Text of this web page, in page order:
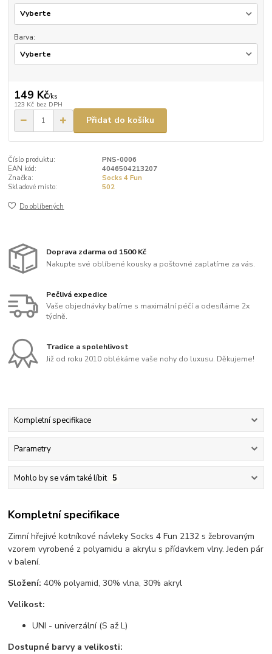
Barva:
149 Kč/ks
123 Kč bez DPH
Přidat do košíku
Číslo produktu:
PNS-0006
EAN kód:
4046504213207
Značka:
Socks 4 Fun
Skladové místo:
502
Do oblíbených
Doprava zdarma od 1500 Kč
Nakupte své oblíbené kousky a poštovné zaplatíme za vás.
Pečlivá expedice
Vaše objednávky balíme s maximální péčí a odesíláme 2x
týdně.
Tradice a spolehlivost
Již od roku 2010 oblékáme vaše nohy do luxusu. Děkujeme!
Kompletní specifikace
Parametry
Mohlo by se vám také líbit 5
Kompletní specifikace
Zimní hřejivé kotníkové návleky Socks 4 Fun 2132 s žebrovaným
vzorem vyrobené z polyamidu a akrylu s přídavkem vlny. Jeden pár
v balení.
Složení: 40% polyamid, 30% vlna, 30% akryl
Velikost:
UNI - univerzální (S až L)
Dostupné barvy a velikosti: